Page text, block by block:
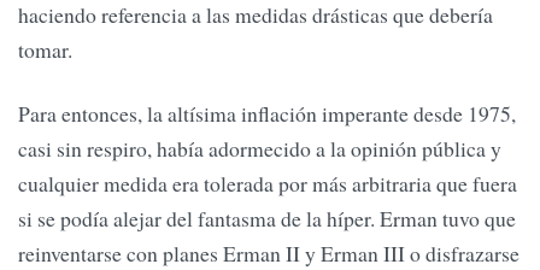
haciendo referencia a las medidas drásticas que debería
tomar.
Para entonces, la altísima inflación imperante desde 1975,
casi sin respiro, había adormecido a la opinión pública y
cualquier medida era tolerada por más arbitraria que fuera
si se podía alejar del fantasma de la híper. Erman tuvo que
reinventarse con planes Erman II y Erman III o disfrazarse